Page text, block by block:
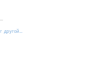
другой...